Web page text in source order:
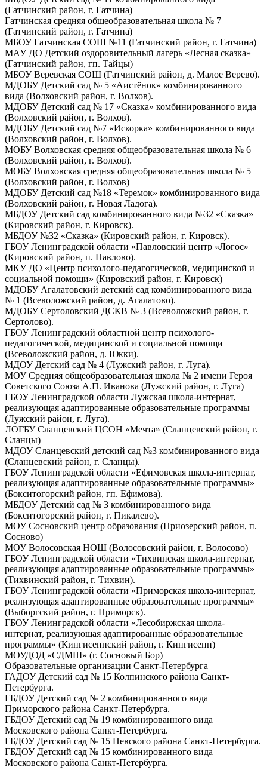
(Гатчинский район, г. Гатчина)
Гатчинская средняя общеобразовательная школа № 7
(Гатчинский район, г. Гатчина)
МБОУ Гатчинская СОШ №11 (Гатчинский район, г. Гатчина)
МАУ ДО Детский оздоровительный лагерь «Лесная сказка»
(Гатчинский район, гп. Тайцы)
МБОУ Веревская СОШ (Гатчинский район, д. Малое Верево).
МДОБУ Детский сад № 5 «Аистёнок» комбинированного
вида (Волховский район, г. Волхов).
МДОБУ Детский сад № 17 «Сказка» комбинированного вида
(Волховский район, г. Волхов).
МДОБУ Детский сад №7 «Искорка» комбинированного вида
(Волховский район, г. Волхов).
МОБУ Волховская средняя общеобразовательная школа № 6
(Волховский район, г. Волхов).
МОБУ Волховская средняя общеобразовательная школа № 5
(Волховский район, г. Волхов)
МДОБУ Детский сад №18 «Теремок» комбинированного вида
(Волховский район, г. Новая Ладога).
МБДОУ Детский сад комбинированного вида №32 «Сказка»
(Кировский район, г. Кировск).
МБДОУ №32 «Сказка» (Кировский район, г. Кировск).
ГБОУ Ленинградской области «Павловский центр «Логос»
(Кировский район, п. Павлово).
МКУ ДО «Центр психолого-педагогической, медицинской и
социальной помощи» (Кировский район, г. Кировск)
МДОБУ Агалатовский детский сад комбинированного вида
№ 1 (Всеволожский район, д. Агалатово).
МДОБУ Сертоловский ДСКВ № 3 (Всеволожский район, г.
Сертолово).
ГБОУ Ленинградский областной центр психолого-
педагогической, медицинской и социальной помощи
(Всеволожский район, д. Юкки).
МДОУ Детский сад № 4 (Лужский район, г. Луга).
МОУ Средняя общеобразовательная школа № 2 имени Героя
Советского Союза А.П. Иванова (Лужский район, г. Луга)
ГБОУ Ленинградской области Лужская школа-интернат,
реализующая адаптированные образовательные программы
(Лужский район, г. Луга).
ЛОГБУ Сланцевский ЦСОН «Мечта» (Сланцевский район, г.
Сланцы)
МДОУ Сланцевский детский сад №3 комбинированного вида
(Сланцевский район, г. Сланцы).
ГБОУ Ленинградской области «Ефимовская школа-интернат,
реализующая адаптированные образовательные программы»
(Бокситогорский район, гп. Ефимова).
МБДОУ Детский сад № 3 комбинированного вида
(Бокситогорский район, г. Пикалево).
МОУ Сосновский центр образования (Приозерский район, п.
Сосново)
МОУ Волосовская НОШ (Волосовский район, г. Волосово)
ГБОУ Ленинградской области «Тихвинская школа-интернат,
реализующая адаптированные образовательные программы»
(Тихвинский район, г. Тихвин).
ГБОУ Ленинградской области «Приморская школа-интернат,
реализующая адаптированные образовательные программы»
(Выборгский район, г. Приморск).
ГБОУ Ленинградской области «Лесобиржская школа-
интернат, реализующая адаптированные образовательные
программы» (Кингисеппский район, г. Кингисепп)
МОУДОД «СДМШ» (г. Сосновый Бор)
Образовательные организации Санкт-Петербурга
ГАДОУ Детский сад № 15 Колпинского района Санкт-
Петербурга.
ГБДОУ Детский сад № 2 комбинированного вида
Приморского района Санкт-Петербурга.
ГБДОУ Детский сад № 19 комбинированного вида
Московского района Санкт-Петербурга.
ГБДОУ Детский сад № 15 Невского района Санкт-Петербурга.
ГБДОУ Детский сад № 15 комбинированного вида
Московского района Санкт-Петербурга.